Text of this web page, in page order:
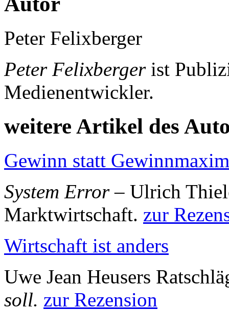
Peter Felixberger
Peter Felixbergerist
Medienentwickler.
weitere Artikel des
Gewinn statt
System Error– Ulrich
Marktwirtschaft. zur
Wirtschaft ist anders
Uwe Jean Heusers
soll. zur Rezension